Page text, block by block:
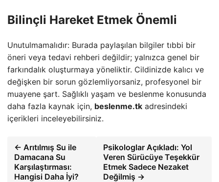
Bilinçli Hareket Etmek Önemli
Unutulmamalıdır: Burada paylaşılan bilgiler tıbbi bir
öneri veya tedavi rehberi değildir; yalnızca genel bir
farkındalık oluşturmaya yöneliktir. Cildinizde kalıcı ve
değişken bir sorun gözlemliyorsaniz, profesyonel bir
muayene şart. Sağlıklı yaşam ve beslenme konusunda
daha fazla kaynak için, beslenme.tk adresindeki
içerikleri inceleyebilirsiniz.
← Arıtılmış Su ile
Damacana Su
Karşılaştırması:
Hangisi Daha İyi?
Psikologlar Açıkladı: Yol
Veren Sürücüye Teşekkür
Etmek Sadece Nezaket
Değilmiş →